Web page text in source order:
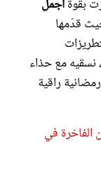
أجمل
قدّمها
نسقيه مع حذاء
راقية
الفاخرة في